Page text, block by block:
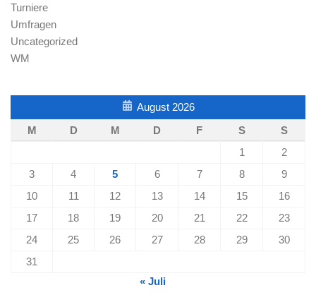
Turniere
Umfragen
Uncategorized
WM
August 2026
M
D M D F S
S
1
2
3
4 5 6 7 8
9
10
11 12 13 14 15
16
17
18 19 20 21 22
23
24
25 26 27 28 29
30
31
« Juli